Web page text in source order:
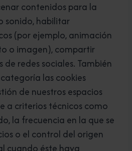
contenidos para la
sonido, habilitar
(por ejemplo, animación
o imagen), compartir
redes sociales. También
las cookies
de nuestros espacios
a criterios técnicos como
la frecuencia en la que se
o el control del origen
cuando éste haya